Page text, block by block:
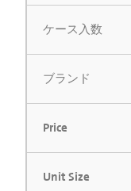
ケース入数
ブランド
Price
Unit Size